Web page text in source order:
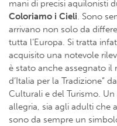
mani di precisi aquilonisti
Coloriamo i Cieli. Sono
arrivano non solo da
tutta l’Europa. Si tratta
acquisito una notevole
è stato anche assegnato il
d’Italia per la Tradizione”
Culturali e del Turismo.
allegria, sia agli adulti che
sono da sempre un